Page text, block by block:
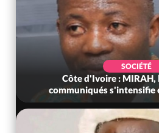
SOCIÉTÉ
Côte d'Ivoire : MIRAH,
communiqués s'intensifie